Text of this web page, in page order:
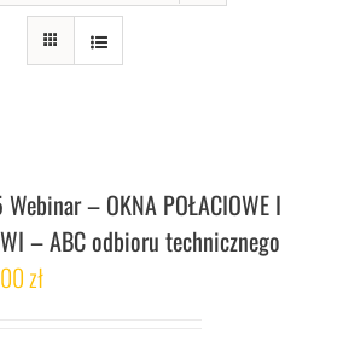
Webinar – OKNA POŁACIOWE I
– ABC odbioru technicznego
zł